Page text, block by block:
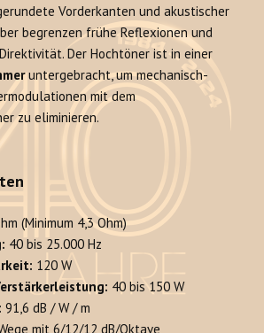
Vorderkanten und akustischer
begrenzen frühe Reflexionen und
Der Hochtöner ist in einer
untergebracht, um mechanisch-
mit dem
zu eliminieren.
(Minimum 4,3 Ohm)
40 bis 25.000 Hz
120 W
40 bis 150 W
91,6 dB / W / m
mit 6/12/12 dB/Oktave